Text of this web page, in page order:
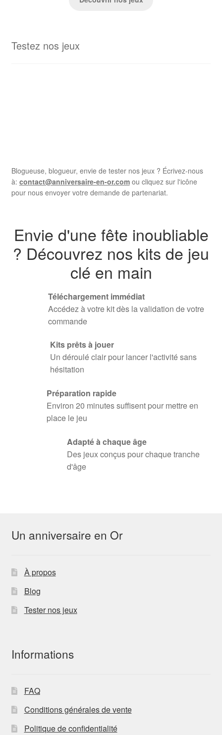
Testez nos jeux
Blogueuse, blogueur, envie de tester nos jeux ? Écrivez-nous
à: contact@anniversaire-en-or.comou cliquez sur l'icône
pour nous envoyer votre demande de partenariat.
Envie d'une fête inoubliable
? Découvrez nos kits de jeu
clé en main
Téléchargement immédiat
Accédez à votre kit dès la validation de votre
commande
Kits prêts à jouer
Un déroulé clair pour lancer l'activité sans
hésitation
Préparation rapide
Environ 20 minutes suffisent pour mettre en
place le jeu
Adapté à chaque âge
Des jeux conçus pour chaque tranche
d'âge
Un anniversaire en Or
À propos
Blog
Tester nos jeux
Informations
FAQ
Conditions générales de vente
Politique de confidentialité